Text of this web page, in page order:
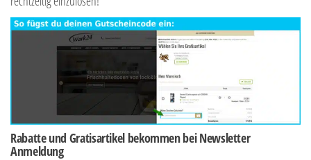
Rabatte und Gratisartikel bekommen bei Newsletter
Anmeldung